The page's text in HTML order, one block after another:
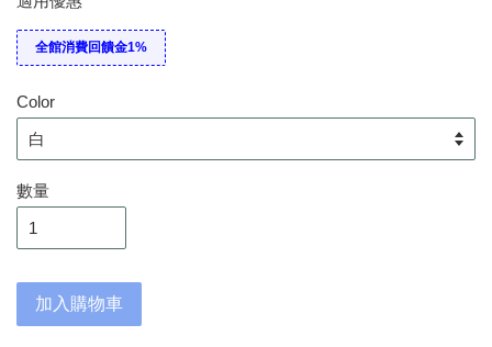
全館消費回饋金1%
Color
數量
加入購物車